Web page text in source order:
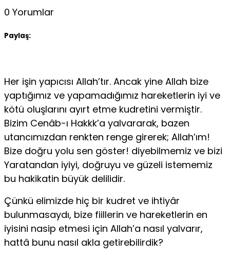
0 Yorumlar
Paylaş:
Her işin yapıcısı Allah’tır. Ancak yine Allah bize
yaptığımız ve yapamadığımız hareketlerin iyi ve
kötü oluşlarını ayırt etme kudretini vermiştir.
Bizim Cenâb-ı Hakkk’a yalvararak, bazen
utancımızdan renkten renge girerek; Allah’ım!
Bize doğru yolu sen göster! diyebilmemiz ve bizi
Yaratandan iyiyi, doğruyu ve güzeli istememiz
bu hakikatin büyük delilidir.
Çünkü elimizde hiç bir kudret ve ihtiyâr
bulunmasaydı, bize fiillerin ve hareketlerin en
iyisini nasip etmesi için Allah’a nasıl yalvarır,
hattâ bunu nasıl akla getirebilirdik?